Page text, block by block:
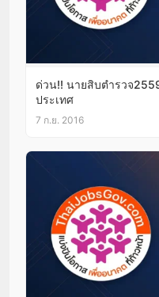
ด่วน!! นายสิบตำรวจ
ประเทศ
7 ก.ย. 2016